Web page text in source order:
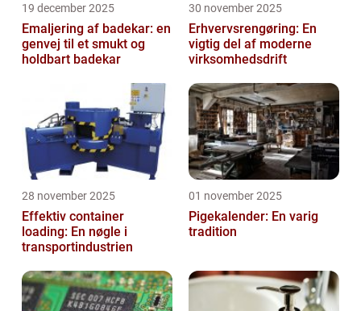
19 december 2025
Emaljering af badekar: en
genvej til et smukt og
holdbart badekar
30 november 2025
Erhvervsrengøring: En
vigtig del af moderne
virksomhedsdrift
28 november 2025
Effektiv container
loading: En nøgle i
transportindustrien
01 november 2025
Pigekalender: En varig
tradition